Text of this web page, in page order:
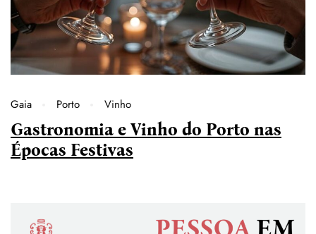
Gaia Porto Vinho
Gastronomia e Vinho do Porto nas
Épocas Festivas